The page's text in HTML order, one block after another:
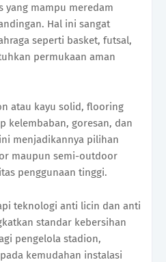
yang mampu meredam
Hal ini sangat
seperti basket, futsal,
permukaan aman
atau kayu solid, flooring
kelembaban, goresan, dan
menjadikannya pilihan
maupun semi-outdoor
penggunaan tinggi.
teknologi anti licin dan anti
standar kebersihan
pengelola stadion,
kemudahan instalasi